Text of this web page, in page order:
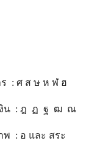
: ศ ส ษ ห ฬ ฮ
เงิน : ฎ ฏ ฐ ฒ ณ
: อ และ สระ